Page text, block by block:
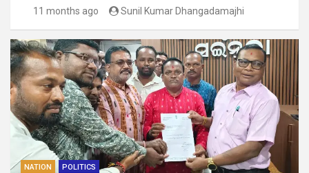
11 months ago Sunil Kumar Dhangadamajhi
NATION POLITICS